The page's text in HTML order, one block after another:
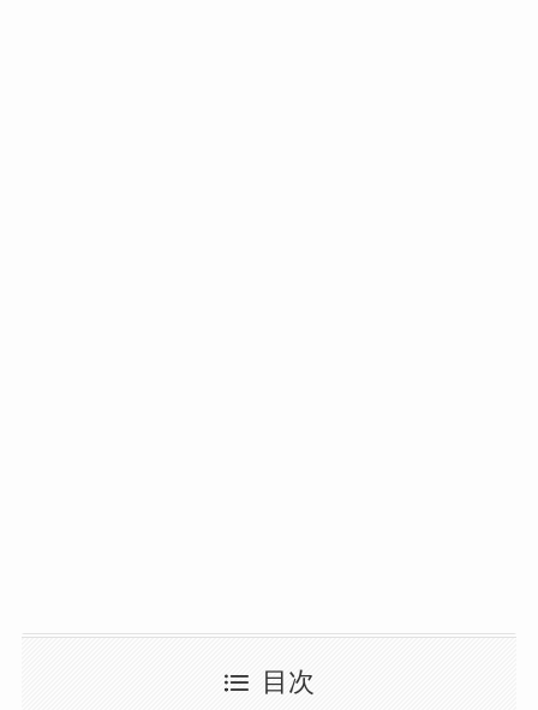
目次